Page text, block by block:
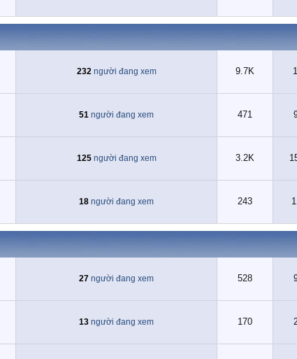
232 người đang xem 9.7K
51 người đang xem 471
125 người đang xem 3.2K
18 người đang xem 243
27 người đang xem 528
13 người đang xem 170